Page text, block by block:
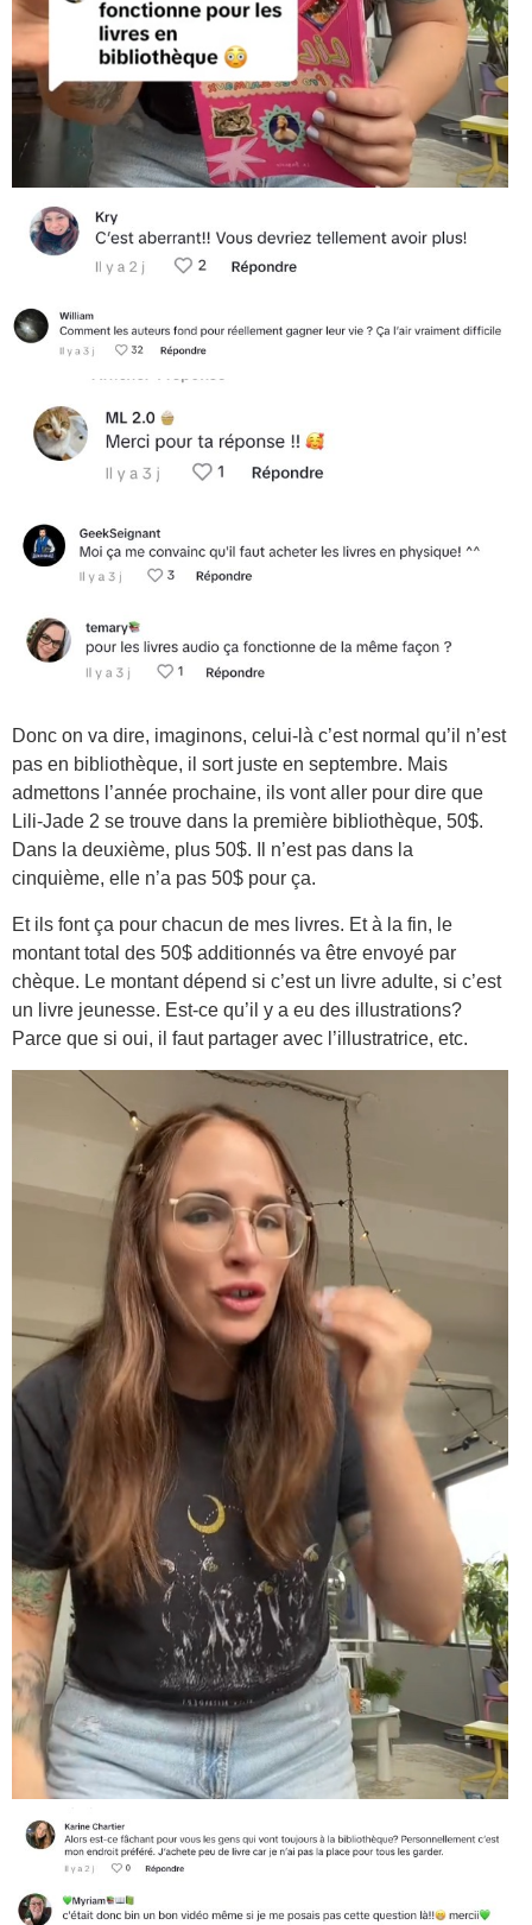
Donc on va dire, imaginons, celui-là c’est normal qu’il n’est
pas en bibliothèque, il sort juste en septembre. Mais
admettons l’année prochaine, ils vont aller pour dire que
Lili-Jade 2 se trouve dans la première bibliothèque, 50$.
Dans la deuxième, plus 50$. Il n’est pas dans la
cinquième, elle n’a pas 50$ pour ça.
Et ils font ça pour chacun de mes livres. Et à la fin, le
montant total des 50$ additionnés va être envoyé par
chèque. Le montant dépend si c’est un livre adulte, si c’est
un livre jeunesse. Est-ce qu’il y a eu des illustrations?
Parce que si oui, il faut partager avec l’illustratrice, etc.